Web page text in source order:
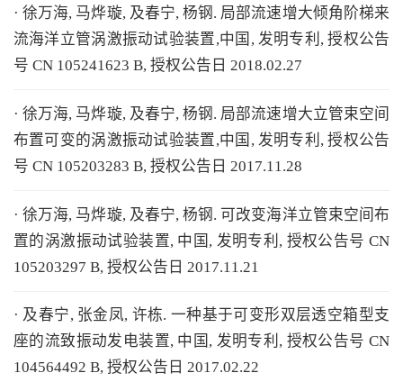
· 徐万海, 马烨璇, 及春宁, 杨钢. 局部流速增大倾角阶梯来
流海洋立管涡激振动试验装置,中国, 发明专利, 授权公告
号 CN 105241623 B, 授权公告日 2018.02.27
· 徐万海, 马烨璇, 及春宁, 杨钢. 局部流速增大立管束空间
布置可变的涡激振动试验装置,中国, 发明专利, 授权公告
号 CN 105203283 B, 授权公告日 2017.11.28
· 徐万海, 马烨璇, 及春宁, 杨钢. 可改变海洋立管束空间布
置的涡激振动试验装置, 中国, 发明专利, 授权公告号 CN
105203297 B, 授权公告日 2017.11.21
· 及春宁, 张金凤, 许栋. 一种基于可变形双层透空箱型支
座的流致振动发电装置, 中国, 发明专利, 授权公告号 CN
104564492 B, 授权公告日 2017.02.22